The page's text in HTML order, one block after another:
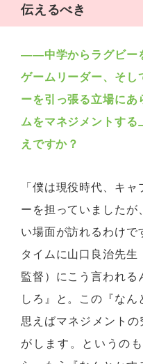
伝えるべき
――中学からラグビー
ゲームリーダー、そし
ーを引っ張る立場にあ
ムをマネジメントする
えですか？
「僕は現役時代、キ
ーを担っていましたが
い場面が訪れるわけで
タイムに山口良治先生
監督）にこう言われる
しろ』と。この『な
思えばマネジメントの
がします。というの